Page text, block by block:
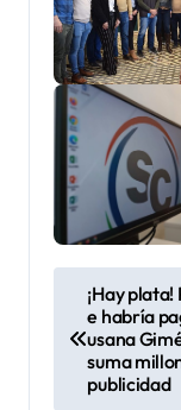
¡Hay plata!
e habría
usana
suma
publicidad